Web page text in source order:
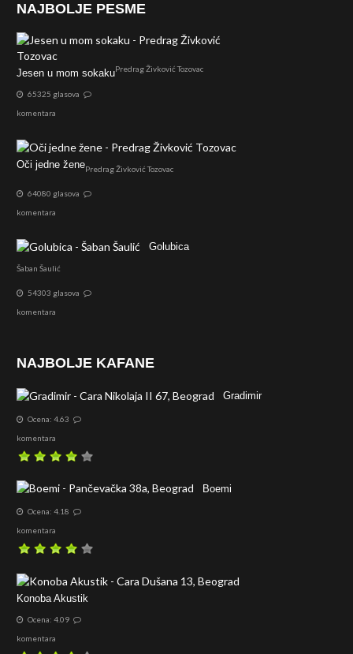
NAJBOLJE PESME
Jesen u mom sokakuPredrag Živković Tozovac
65325 glasova
komentara
Oči jedne ženePredrag Živković Tozovac
64080 glasova
komentara
Golubica
Šaban Šaulić
54303 glasova
komentara
NAJBOLJE KAFANE
Gradimir
Ocena: 4.63
komentara
Boemi
Ocena: 4.18
komentara
Konoba Akustik
Ocena: 4.09
komentara